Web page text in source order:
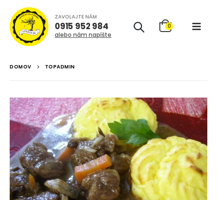
ZAVOLAJTE NÁM
0915 952 984
alebo nám napíšte
0
DOMOV TOPADMIN